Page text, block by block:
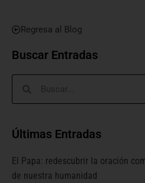
Regresa al Blog
Buscar Entradas
Últimas Entradas
El Papa: redescubrir la oración
de nuestra humanidad